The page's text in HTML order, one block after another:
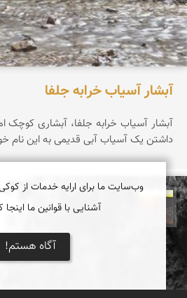
آبشار آسیاب خرابه جلفا
آبشار آسیاب خرابه جلفا، آبشاری کوچک
داشتن یک آسیاب آبی قدیمی به این نام
مهدی مخلصیان
وب‌سایت ما برای ارایه خدمات از
آشنایی با قوانین ما
آگاه هستم!